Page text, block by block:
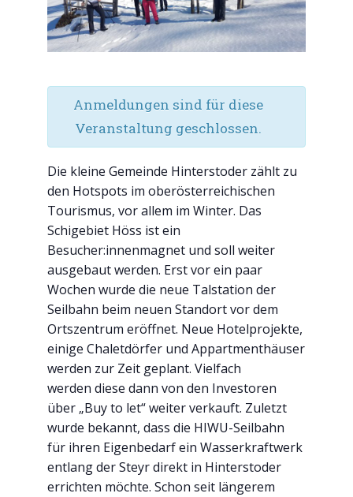
Anmeldungen sind für diese
Veranstaltung geschlossen.
Die kleine Gemeinde Hinterstoder zählt zu
den Hotspots im oberösterreichischen
Tourismus, vor allem im Winter. Das
Schigebiet Höss ist ein
Besucher:innenmagnet und soll weiter
ausgebaut werden. Erst vor ein paar
Wochen wurde die neue Talstation der
Seilbahn beim neuen Standort vor dem
Ortszentrum eröffnet. Neue Hotelprojekte,
einige Chaletdörfer und Appartmenthäuser
werden zur Zeit geplant. Vielfach
werden diese dann von den Investoren
über „Buy to let“ weiter verkauft. Zuletzt
wurde bekannt, dass die HIWU-Seilbahn
für ihren Eigenbedarf ein Wasserkraftwerk
entlang der Steyr direkt in Hinterstoder
errichten möchte. Schon seit längerem